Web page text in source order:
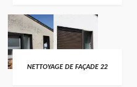
NETTOYAGE DE FAÇADE 22